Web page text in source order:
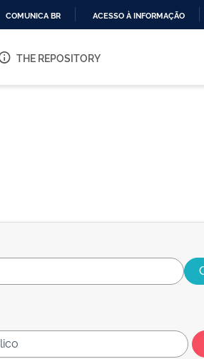
O
COMUNICA BR ACESSO À INFORMAÇÃO
THE REPOSITORY